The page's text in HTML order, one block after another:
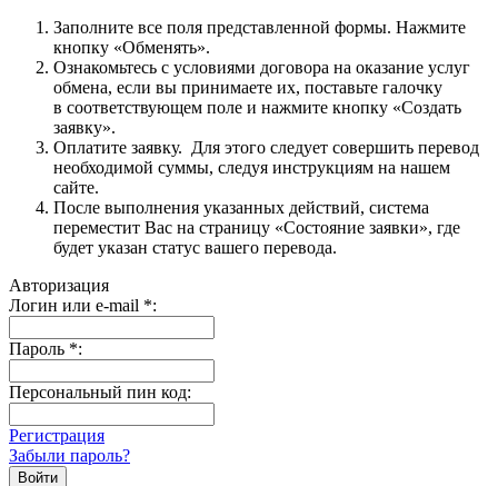
Заполните все поля представленной формы. Нажмите
кнопку «Обменять».
Ознакомьтесь с условиями договора на оказание услуг
обмена, если вы принимаете их, поставьте галочку
в соответствующем поле и нажмите кнопку «Создать
заявку».
Оплатите заявку. Для этого следует совершить перевод
необходимой суммы, следуя инструкциям на нашем
сайте.
После выполнения указанных действий, система
переместит Вас на страницу «Состояние заявки», где
будет указан статус вашего перевода.
Авторизация
Логин или e-mail *:
Пароль *:
Персональный пин код:
Регистрация
Забыли пароль?